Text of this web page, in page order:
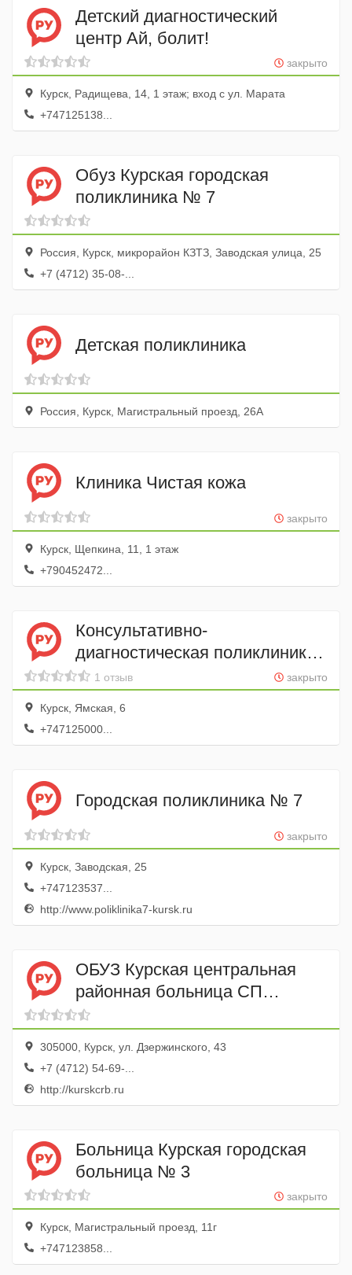
Детский диагностический
центр Ай, болит!
закрыто
Курск, Радищева, 14, 1 этаж; вход с ул. Марата
+747125138...
Обуз Курская городская
поликлиника № 7
Россия, Курск, микрорайон КЗТЗ, Заводская улица, 25
+7 (4712) 35-08-...
Детская поликлиника
Россия, Курск, Магистральный проезд, 26А
Клиника Чистая кожа
закрыто
Курск, Щепкина, 11, 1 этаж
+790452472...
Консультативно-
диагностическая поликлиника
Кгму
закрыто
1 отзыв
Курск, Ямская, 6
+747125000...
Городская поликлиника № 7
закрыто
Курск, Заводская, 25
+747123537...
http://www.poliklinika7-kursk.ru
ОБУЗ Курская центральная
районная больница СП
Поликлиника
305000, Курск, ул. Дзержинского, 43
+7 (4712) 54-69-...
http://kurskcrb.ru
Больница Курская городская
больница № 3
закрыто
Курск, Магистральный проезд, 11г
+747123858...